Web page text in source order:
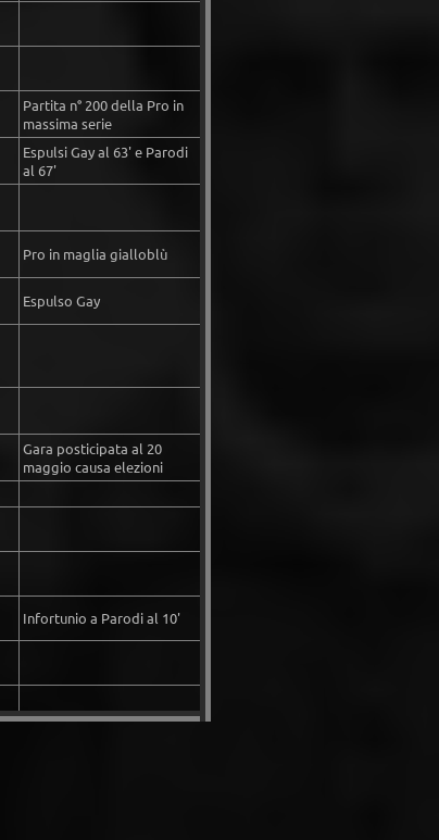
Partita n° 200 della Pro in
massima serie
Espulsi Gay al 63' e Parodi
al 67'
Pro in maglia gialloblù
Espulso Gay
Gara posticipata al 20
maggio causa elezioni
Infortunio a Parodi al 10'